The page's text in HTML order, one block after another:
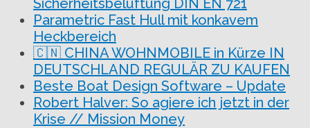
Sicherheitsbelüftung DIN EN 721
Parametric Fast Hull mit konkavem
Heckbereich
🇨🇳 CHINA WOHNMOBILE in Kürze IN
DEUTSCHLAND REGULÄR ZU KAUFEN
Beste Boat Design Software – Update
Robert Halver: So agiere ich jetzt in der
Krise // Mission Money